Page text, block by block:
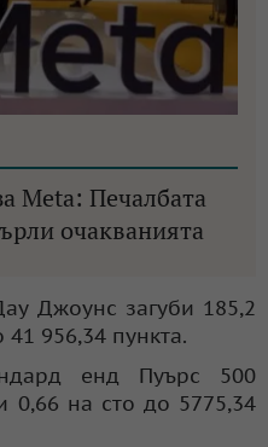
Meta: Печалбата
очакванията
Джоунс загуби 185,2
956,34 пункта.
енд Пуърс 500
0,66 на сто до 5775,34